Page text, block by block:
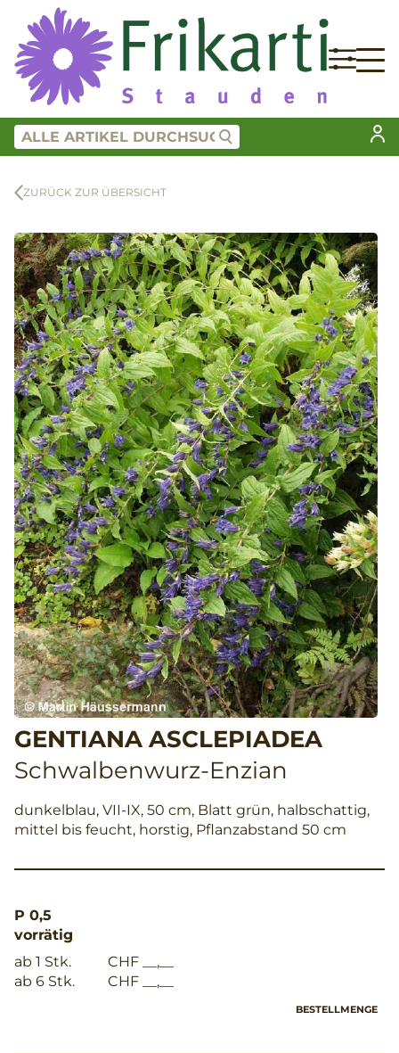
ZURÜCK ZUR ÜBERSICHT
GENTIANA ASCLEPIADEA
Schwalbenwurz-Enzian
dunkelblau, VII-IX, 50 cm, Blatt grün, halbschattig,
mittel bis feucht, horstig, Pflanzabstand 50 cm
P 0,5
vorrätig
ab 1 Stk.
CHF __,__
ab 6 Stk.
CHF __,__
BESTELLMENGE